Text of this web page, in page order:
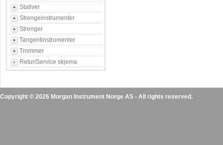
Stativer
Strengeinstrumenter
Strenger
Tangentinstrumenter
Trommer
Retur/Service skjema
Copyright © 2026 Morgan Instrument Norge AS - All rights reserved.